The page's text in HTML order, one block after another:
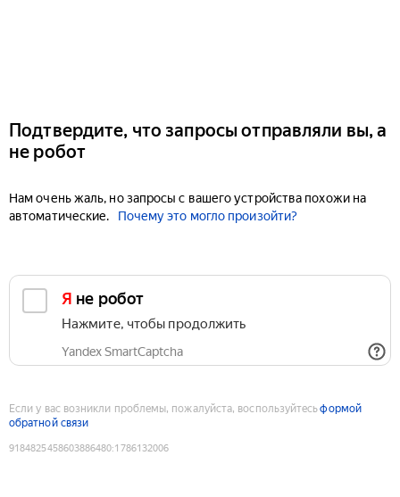
Подтвердите, что запросы отправляли вы, а
не робот
Нам очень жаль, но запросы с вашего устройства похожи на
автоматические.
Почему это могло произойти?
Я не робот
Нажмите, чтобы продолжить
Yandex SmartCaptcha
Если у вас возникли проблемы, пожалуйста, воспользуйтесьформой
обратной связи
9184825458603886480:1786132006